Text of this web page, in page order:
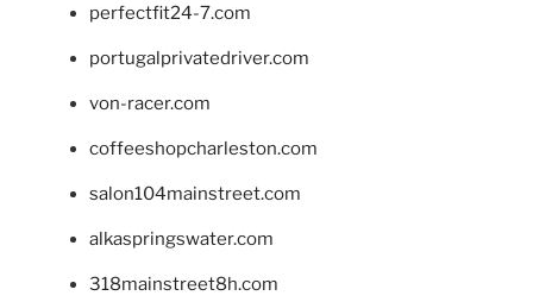
perfectfit24-7.com
portugalprivatedriver.com
von-racer.com
coffeeshopcharleston.com
salon104mainstreet.com
alkaspringswater.com
318mainstreet8h.com